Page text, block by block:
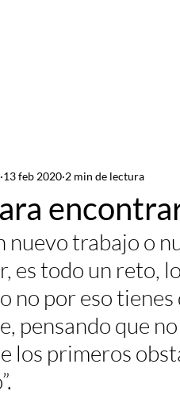
13 feb 2020 2 min de lectura
nuevo trabajo o
es todo un reto,
no por eso
pensando que
los primeros